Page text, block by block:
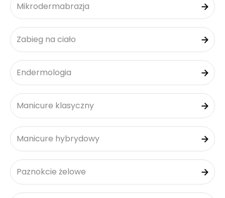
Mikrodermabrazja
Zabieg na ciało
Endermologia
Manicure klasyczny
Manicure hybrydowy
Paznokcie żelowe